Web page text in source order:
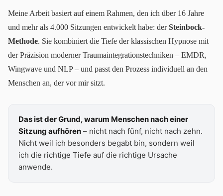
Meine Arbeit basiert auf einem Rahmen, den ich über 16 Jahre
und mehr als 4.000 Sitzungen entwickelt habe: derSteinbock-
Methode. Sie kombiniert die Tiefe der klassischen Hypnose mit
der Präzision moderner Traumaintegrationstechniken – EMDR,
Wingwave und NLP – und passt den Prozess individuell an den
Menschen an, der vor mir sitzt.
Das ist der Grund, warum Menschen nach einer
Sitzung aufhören – nicht nach fünf, nicht nach zehn.
Nicht weil ich besonders begabt bin, sondern weil
ich die richtige Tiefe auf die richtige Ursache
anwende.